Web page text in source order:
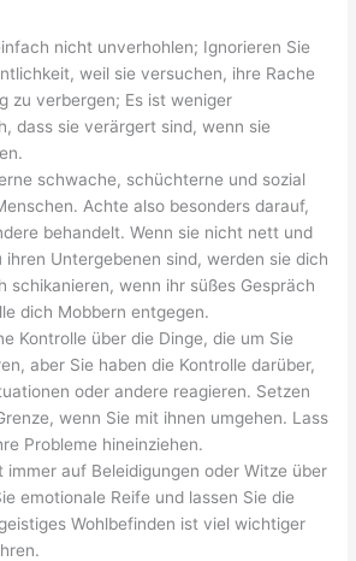
nicht unverhohlen; Ignorieren Sie
weil sie versuchen, ihre Rache
zu verbergen; Es ist weniger
dass sie verärgert sind, wenn sie
schwache, schüchterne und sozial
Achte also besonders darauf,
behandelt. Wenn sie nicht nett und
ihren Untergebenen sind, werden sie dich
schikanieren, wenn ihr süßes Gespräch
dich Mobbern entgegen.
Kontrolle über die Dinge, die um Sie
aber Sie haben die Kontrolle darüber,
oder andere reagieren. Setzen
wenn Sie mit ihnen umgehen. Lass
Probleme hineinziehen.
immer auf Beleidigungen oder Witze über
emotionale Reife und lassen Sie die
Wohlbefinden ist viel wichtiger